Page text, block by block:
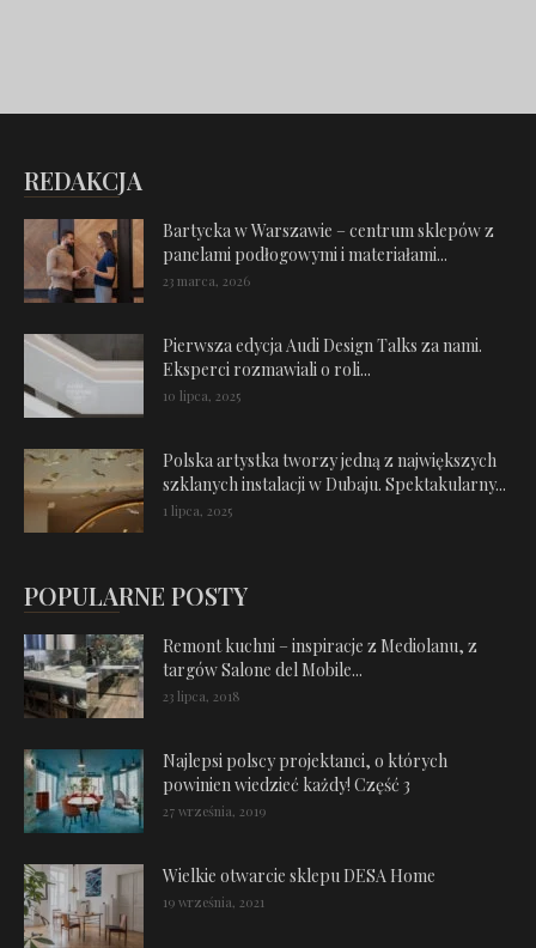
REDAKCJA
Bartycka w Warszawie – centrum sklepów z
panelami podłogowymi i materiałami...
23 marca, 2026
Pierwsza edycja Audi Design Talks za nami.
Eksperci rozmawiali o roli...
10 lipca, 2025
Polska artystka tworzy jedną z największych
szklanych instalacji w Dubaju. Spektakularny...
1 lipca, 2025
POPULARNE POSTY
Remont kuchni – inspiracje z Mediolanu, z
targów Salone del Mobile...
23 lipca, 2018
Najlepsi polscy projektanci, o których
powinien wiedzieć każdy! Część 3
27 września, 2019
Wielkie otwarcie sklepu DESA Home
19 września, 2021